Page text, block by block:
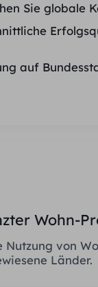
Sie globale
auf
Wohn-
Nutzung von
Länder.